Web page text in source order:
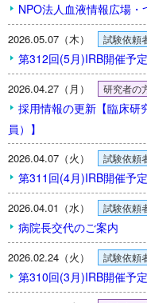
NPO法人血液情報広場
2026.05.07（木） 試験依頼
第312回(5月)IRB開催予定
2026.04.27（月） 研究者の
採用情報の更新【臨床研
員）】
2026.04.07（火） 試験依頼
第311回(4月)IRB開催予定
2026.04.01（水） 試験依頼
病院長交代のご案内
2026.02.24（火） 試験依頼
第310回(3月)IRB開催予定